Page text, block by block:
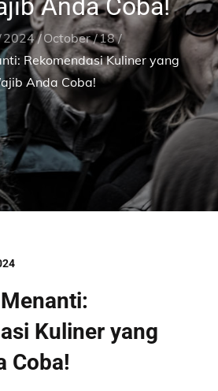
Anda Coba!
2024 October 18
Rekomendasi Kuliner yang
Anda Coba!
Kuliner yang
Coba!